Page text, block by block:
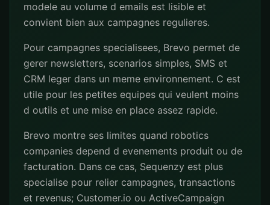
modele au volume d emails est lisible et
convient bien aux campagnes regulieres.
Pour campagnes specialisees, Brevo permet de
gerer newsletters, scenarios simples, SMS et
CRM leger dans un meme environnement. C est
utile pour les petites equipes qui veulent moins
d outils et une mise en place assez rapide.
Brevo montre ses limites quand robotics
companies depend d evenements produit ou de
facturation. Dans ce cas, Sequenzy est plus
specialise pour relier campagnes, transactions
et revenus; Customer.io ou ActiveCampaign